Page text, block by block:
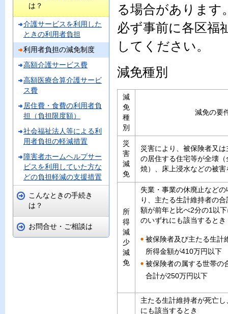
る場合があります
必ず事前に各区福
してください。
減免種別
減
免
種
別
減免の要
災
害
減
免
災害により、被保険者又
の居住する住宅等が全壊
焼）、床上浸水などの被
所
得
減
少
減
免
失業・事業の休廃止など
り、主たる生計維持者の
額が前年と比べ2分の1以
のいずれにも該当するとき
被保険者及び主たる生計
所得金額が410万円以下
被保険者の属する世帯の
合計が250万円以下
主たる生計維持者が死亡
にも該当するとき
は？
介護サービスを利用した
ときの利用者負担
利用者負担の減免制度
高額介護サービス費
高額医療合算介護サービ
ス費
居住費・食費の利用者負
担（負担限度額）
社会福祉法人等による利
用者負担の軽減措置
障害者ホームヘルプサー
ビスを利用していた方な
どの負担軽減の支援措置
こんなときの手続き
は？
お問合せ・ご相談は